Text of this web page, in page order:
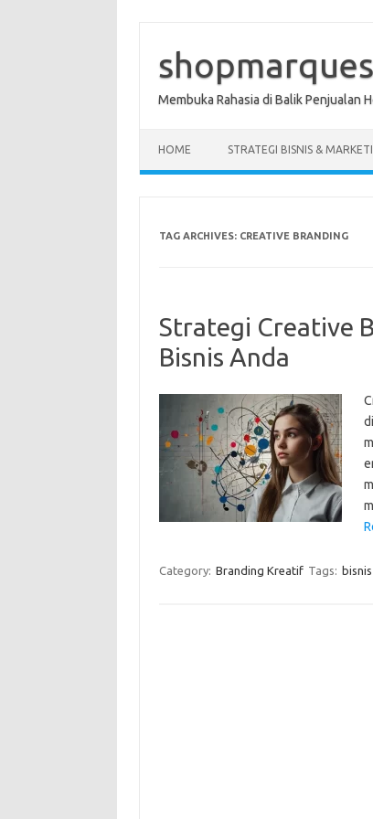
content
Membuka Rahasia di Balik Penjualan
HOME STRATEGI BISNIS &
TAG ARCHIVES: CREATIVE BRANDING
Strategi Creative
Bisnis Anda
Category: Branding Kreatif Tags: bisnis